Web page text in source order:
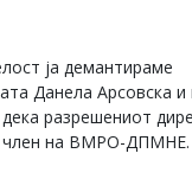
ја демантираме
Данела Арсовска и
разрешениот
член на ВМРО-ДПМНЕ.